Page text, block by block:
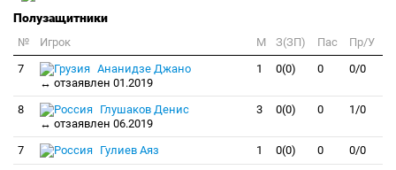
Полузащитники
№ Игрок M З(ЗП) Пас
Пр/У
7
Ананидзе Джано
↔ отзаявлен 01.2019
1 0(0) 0 0/0
8
Глушаков Денис
↔ отзаявлен 06.2019
3 0(0) 0 1/0
7 Гулиев Аяз 1 0(0) 0 0/0